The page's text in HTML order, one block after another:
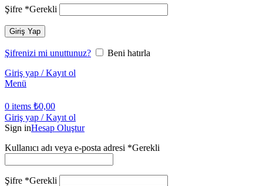
Şifre *Gerekli
Giriş Yap
Şifrenizi mi unuttunuz?
Beni hatırla
Giriş yap / Kayıt ol
Menü
0 items ₺0,00
Giriş yap / Kayıt ol
Sign inHesap Oluştur
Kullanıcı adı veya e-posta adresi *Gerekli
Şifre *Gerekli